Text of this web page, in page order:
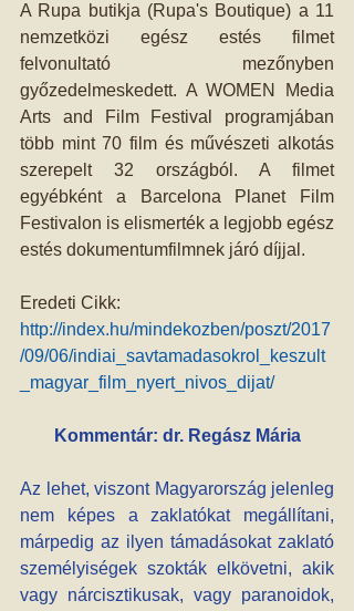
A Rupa butikja (Rupa's Boutique) a 11
nemzetközi egész estés filmet
felvonultató mezőnyben
győzedelmeskedett. A WOMEN Media
Arts and Film Festival programjában
több mint 70 film és művészeti alkotás
szerepelt 32 országból. A filmet
egyébként a Barcelona Planet Film
Festivalon is elismerték a legjobb egész
estés dokumentumfilmnek járó díjjal.
Eredeti Cikk:
http://index.hu/mindekozben/poszt/2017
/09/06/indiai_savtamadasokrol_keszult
_magyar_film_nyert_nivos_dijat/
Kommentár: dr. Regász Mária
Az lehet, viszont Magyarország jelenleg
nem képes a zaklatókat megállítani,
márpedig az ilyen támadásokat zaklató
személyiségek szokták elkövetni, akik
vagy nárcisztikusak, vagy paranoidok,